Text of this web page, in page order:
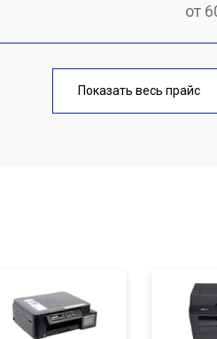
от
от
от
Показать весь прайс